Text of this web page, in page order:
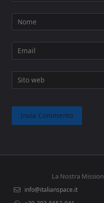
Nome
Email
Sito web
La Nostra Mission
info@italianspace.it